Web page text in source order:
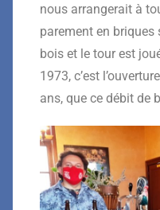
nous arrangerait à
parement en briques
bois et le tour est
1973, c’est
ans, que ce débit de